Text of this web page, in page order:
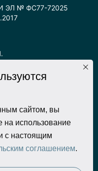
ЭЛ № ФС77-72025
для лиц старше 16 лет.
на сайте,
законодательством
Любое использование
возможно только
и при строгом
ресурсов –
сайтом, вы
на использование
с настоящим
соглашением.